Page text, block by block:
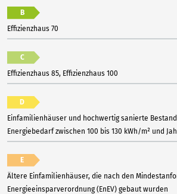
B
Effizienzhaus 70
C
Effizienzhaus 85, Effizienzhaus 100
D
Einfamilienhäuser und hochwertig sanierte
Energiebedarf zwischen 100 bis 130 kWh/m² und
E
Ältere Einfamilienhäuser, die nach den
Energieeinsparverordnung (EnEV) gebaut wurden